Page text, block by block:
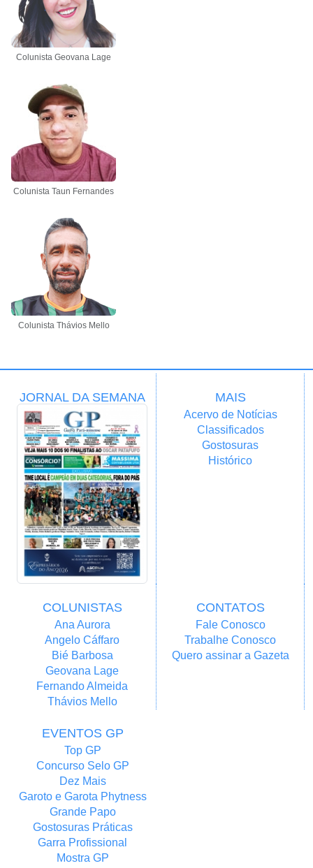
Colunista Geovana Lage
Colunista Taun Fernandes
Colunista Thávios Mello
JORNAL DA SEMANA MAIS
Acervo de Notícias
Classificados
Gostosuras
Histórico
COLUNISTAS
Ana Aurora
Angelo Cáffaro
Bié Barbosa
Geovana Lage
Fernando Almeida
Thávios Mello
CONTATOS
Fale Conosco
Trabalhe Conosco
Quero assinar a Gazeta
EVENTOS GP
Top GP
Concurso Selo GP
Dez Mais
Garoto e Garota Phytness
Grande Papo
Gostosuras Práticas
Garra Profissional
Mostra GP